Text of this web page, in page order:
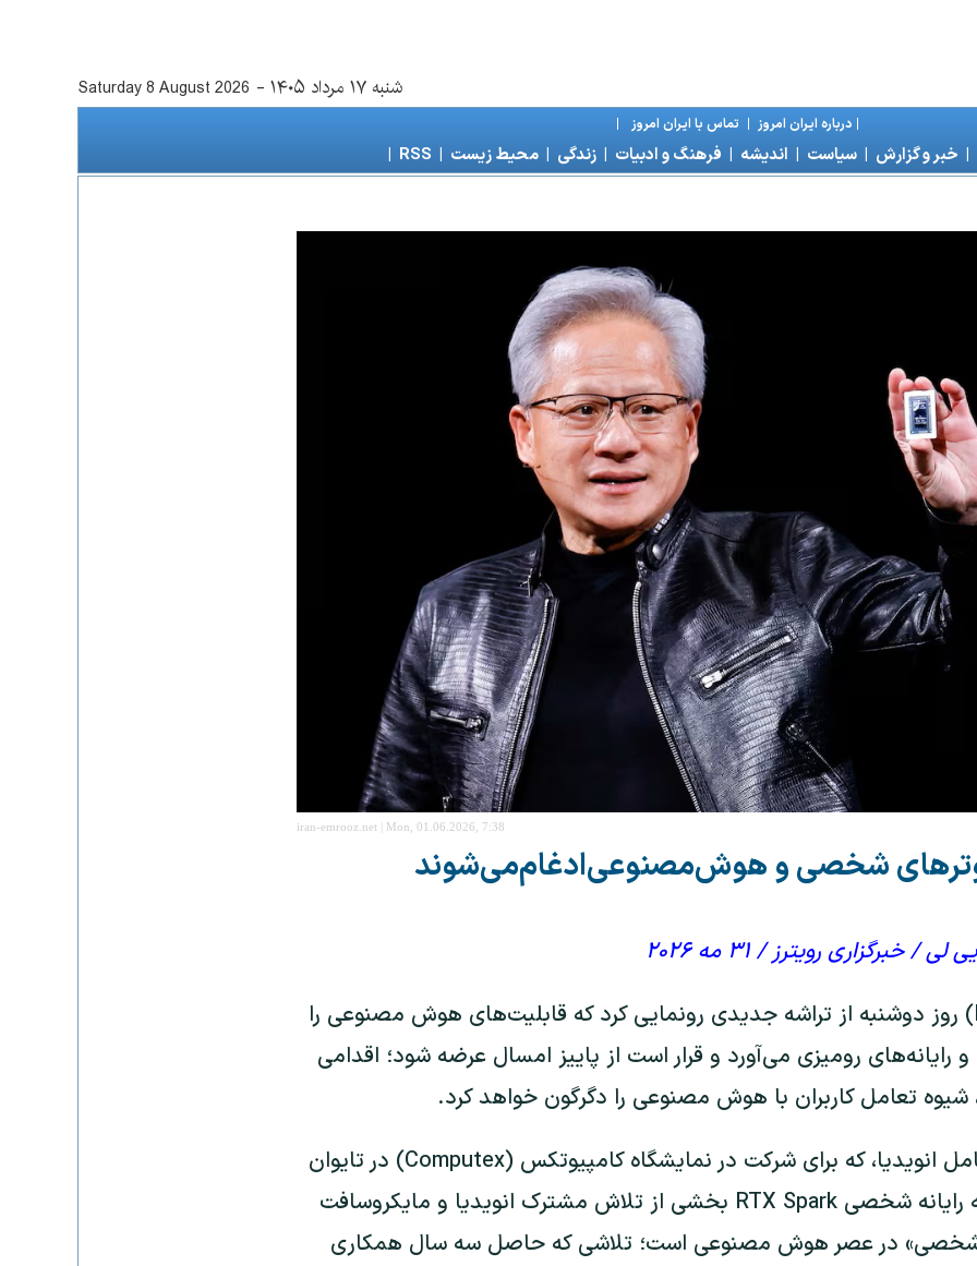
شنبه ۱۷ مرداد ۱۴۰۵ -
Saturday 8 August 2026
|درباره ايران امروز | تماس با ايران امروز |
| خبر و گزارش | سياست | انديشه | فرهنگ و ادبيات | زندگی | محیط زیست |
RSS
|
iran-emrooz.net | Mon, 01.06.2026, 7:38
شخصی و هوش‌مصنوعی‌ادغام‌می‌شوند
رویترز / ۳۱ مه ۲۰۲۶
شرکت انویدیا (Nvidia) روز دوشنبه از تراشه جدیدی رونمایی کرد که قابلیت‌های هوش مصنوعی را
رایانه‌های رومیزی می‌آورد و قرار است از پاییز امسال عرضه شود؛ اقدامی
شیوه تعامل کاربران با هوش مصنوعی را دگرگون خواهد کرد.
جنسن هوانگ، مدیرعامل انویدیا، که برای شرکت در نمایشگاه کامپیوتکس (Computex) در تایوان
حضور دارد، گفت تراشه رایانه شخصی RTX Spark بخشی از تلاش مشترک انویدیا و مایکروسافت
شخصی» در عصر هوش مصنوعی است؛ تلاشی که حاصل سه سال همکاری